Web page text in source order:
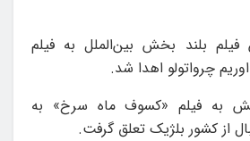
بلند بخش بین‌الملل به فیلم
به فیلم «کسوف ماه سرخ» به
از کشور بلژیک تعلق گرفت.